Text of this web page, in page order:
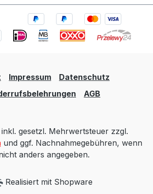
Impressum
Datenschutz
AGB
gesetzl. Mehrwertsteuer zzgl.
und ggf. Nachnahmegebühren, wenn
anders angegeben.
Realisiert mit Shopware